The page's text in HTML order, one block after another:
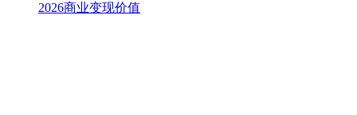
2026商业变现价值